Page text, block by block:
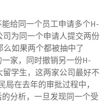
给同一个员工申请多个H-
为同一个申请人提交两份
如果两个都被抽中了
家，同时撤销另一份H-
学生，这两家公司最好不
在去年的审批过程中，
分析，一旦发现同一个受